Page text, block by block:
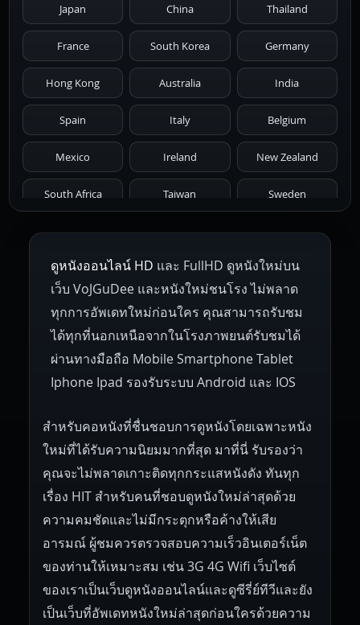
1981 1980 1979 1978 1977
1976 1975 1974 1973 1972
1971 1970 1969 1968 1967
1966 1965 1964 1963 1962
1959 1955
1945 1942 1941 1940 1939
1937 1930
Japan China Thailand
France South Korea Germany
Hong Kong Australia India
Spain Italy Belgium
Mexico Ireland New Zealand
South Africa Taiwan Sweden
Netherlands Russia Poland
Hungary Denmark Bulgaria
Czech Republic Brazil Turkey
ดูหนังออนไลน์ HD และ FullHD ดูหนังใหม่บน
เว็บ VoJGuDee และหนังใหม่ชนโรง ไม่พลาด
ทุกการอัพเดทใหม่ก่อนใคร คุณสามารถรับชม
ได้ทุกที่นอกเหนือจากในโรงภาพยนต์รับชมได้
ผ่านทางมือถือ Mobile Smartphone Tablet
Iphone Ipad รองรับระบบ Android และ IOS
สำหรับคอหนังที่ชื่นชอบการดูหนังโดยเฉพาะหนัง
ใหม่ที่ได้รับความนิยมมากที่สุด มาที่นี่ รับรองว่า
คุณจะไม่พลาดเกาะติดทุกกระแสหนังดัง ทันทุก
เรื่อง HIT สำหรับคนที่ชอบดูหนังใหม่ล่าสุดด้วย
ความคมชัดและไม่มีกระตุกหรือค้างให้เสีย
อารมณ์ ผู้ชมควรตรวจสอบความเร็วอินเตอร์เน็ต
ของท่านให้เหมาะสม เช่น 3G 4G Wifi เว็บไซต์
ของเราเป็นเว็บดูหนังออนไลน์และดูซีรี่ย์ทีวีและยัง
เป็นเว็บที่อัพเดทหนังใหม่ล่าสุดก่อนใครด้วยความ